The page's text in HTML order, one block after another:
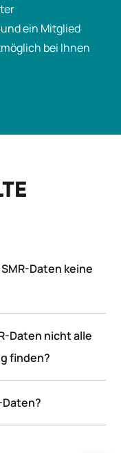
und ein Mitglied
bei Ihnen
Daten keine
Daten nicht alle
finden?
Daten?